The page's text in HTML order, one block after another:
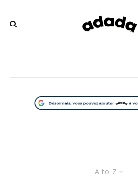
A to Z